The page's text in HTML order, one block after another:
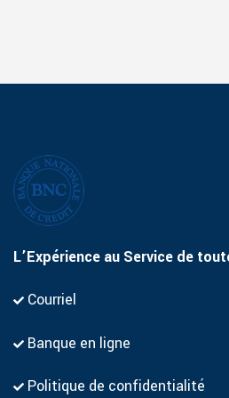
L’Expérience au Service de
Courriel
Banque en ligne
Politique de confidentialité